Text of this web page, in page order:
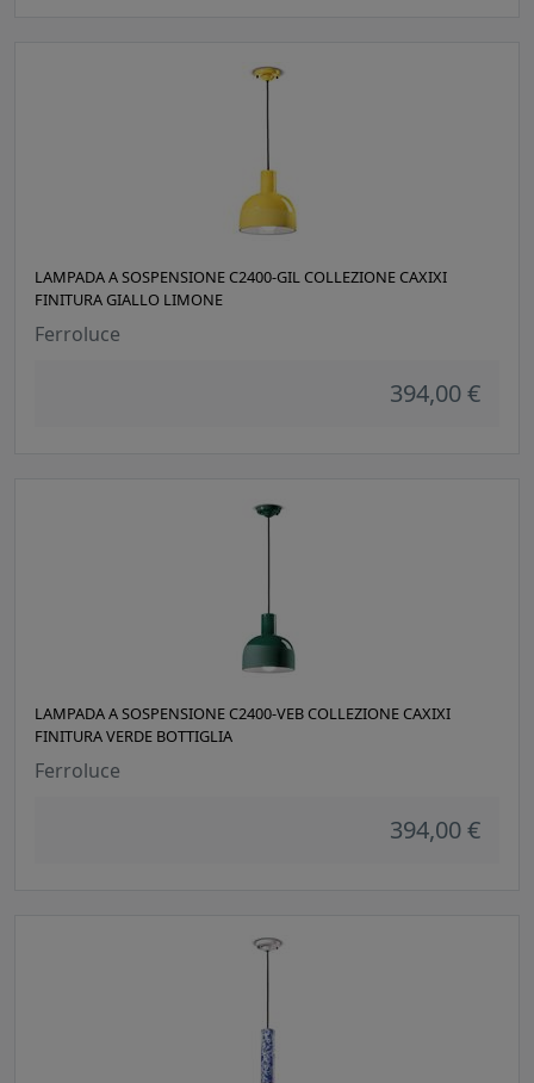
LAMPADA A SOSPENSIONE C2400-GIL COLLEZIONE CAXIXI
FINITURA GIALLO LIMONE
Ferroluce
394,00 €
LAMPADA A SOSPENSIONE C2400-VEB COLLEZIONE CAXIXI
FINITURA VERDE BOTTIGLIA
Ferroluce
394,00 €